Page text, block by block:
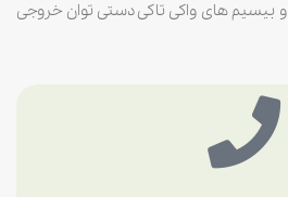
و بیسیم های واکی تاکی دستی توان خروجی